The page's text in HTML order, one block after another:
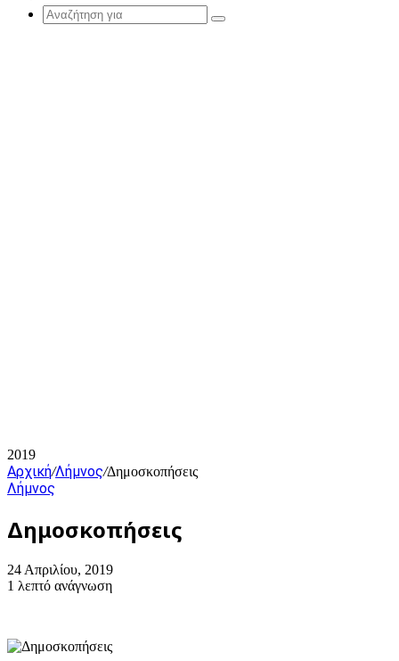
Article
Αναζήτηση
2019
Αρχική/Λήμνος/Δημοσκοπήσεις
Λήμνος
Δημοσκοπήσεις
24 Απριλίου, 2019
1 λεπτό ανάγνωση